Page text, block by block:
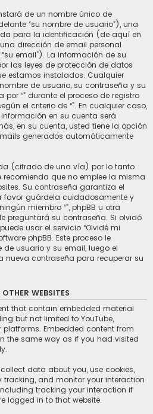
de un nombre único de
“su nombre de usuario”), una
para la identificación (de aquí en
dirección de email personal
email”). La información de su
las leyes de protección de datos
estamos instalados. Cualquier
de usuario, su contraseña y su
“” durante el proceso de registro
el criterio de “”. En cualquier caso,
en su cuenta será
en su cuenta, usted tiene la opción
generados automáticamente
(cifrado de una vía) por lo tanto
recomienda que no emplee la misma
Su contraseña garantiza el
favor guárdela cuidadosamente y
miembro “”, phpBB u otra
preguntará su contraseña. Si olvidó
usar el servicio “Olvidé mi
phpBB. Este proceso le
usuario y su email, luego el
nueva contraseña para recuperar su
WEBSITES
that contain embedded material
but not limited to YouTube,
platforms. Embedded content from
the same way as if you had visited
data about you, use cookies,
and monitor your interaction
tracking your interaction if
logged in to that website.